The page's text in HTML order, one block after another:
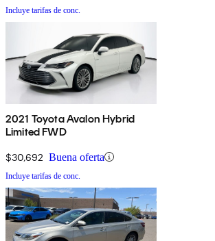
Incluye tarifas de conc.
2021 Toyota Avalon Hybrid
Limited FWD
$30,692 Buena oferta
Incluye tarifas de conc.